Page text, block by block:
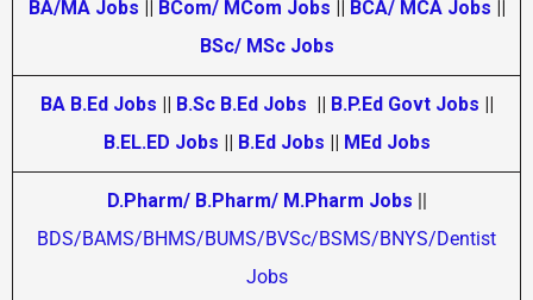
BA/MA Jobs BCom/ MCom Jobs BCA/ MCA Jobs
BSc/ MSc Jobs
BA B.Ed Jobs B.Sc B.Ed Jobs B.P.Ed Govt Jobs
B.EL.ED Jobs
B.Ed Jobs MEd Jobs
D.Pharm/ B.Pharm/ M.Pharm Jobs
BDS/BAMS/BHMS/BUMS/BVSc/BSMS/BNYS/Dentist
Jobs